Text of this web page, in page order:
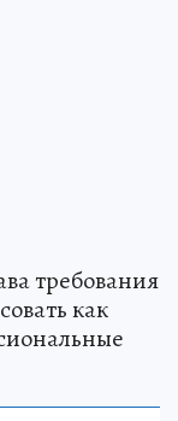
требования
как